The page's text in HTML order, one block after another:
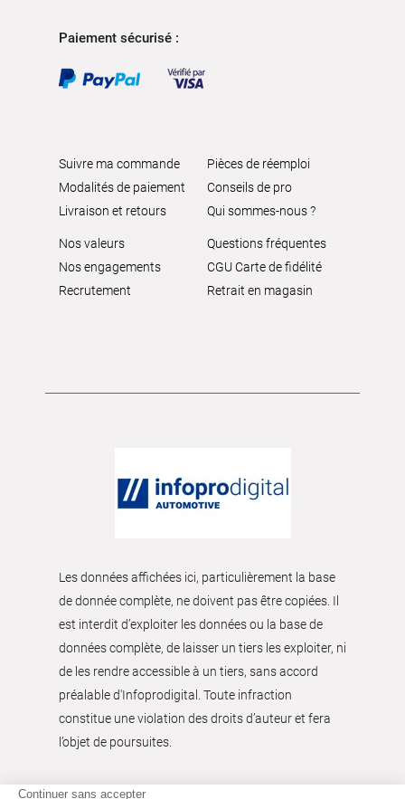
Paiement sécurisé :
Suivre ma commande
Modalités de paiement
Livraison et retours
Pièces de réemploi
Conseils de pro
Qui sommes-nous ?
Nos valeurs
Nos engagements
Recrutement
Questions fréquentes
CGU Carte de fidélité
Retrait en magasin
Les données affichées ici, particulièrement la base
de donnée complète, ne doivent pas être copiées. Il
est interdit d’exploiter les données ou la base de
données complète, de laisser un tiers les exploiter, ni
de les rendre accessible à un tiers, sans accord
préalable d'Infoprodigital. Toute infraction
constitue une violation des droits d’auteur et fera
l’objet de poursuites.